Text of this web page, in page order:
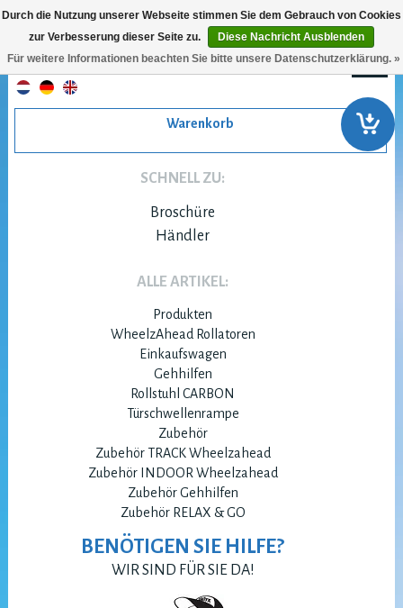
Warenkorb
SCHNELL ZU:
Broschüre
Händler
ALLE ARTIKEL:
Produkten
WheelzAhead Rollatoren
Einkaufswagen
Gehhilfen
Rollstuhl CARBON
Türschwellenrampe
Zubehör
Zubehör TRACK Wheelzahead
Zubehör INDOOR Wheelzahead
Zubehör Gehhilfen
Zubehör RELAX & GO
BENÖTIGEN SIE HILFE?
WIR SIND FÜR SIE DA!
Durch die Nutzung unserer Webseite stimmen Sie dem Gebrauch von Cookies
zur Verbesserung dieser Seite zu.
Diese Nachricht Ausblenden
Für weitere Informationen beachten Sie bitte unsere Datenschutzerklärung. »